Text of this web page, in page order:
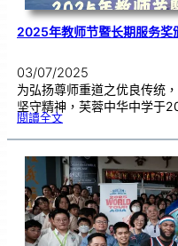
2025年教师节暨长期服务奖
03/07/2025
为弘扬尊师重道之优良传统
坚守精神，芙蓉中华中学于
閱讀全文:2
2
5
教
师
节
暨
长
期
服
务
奖
颁
奖
典
礼